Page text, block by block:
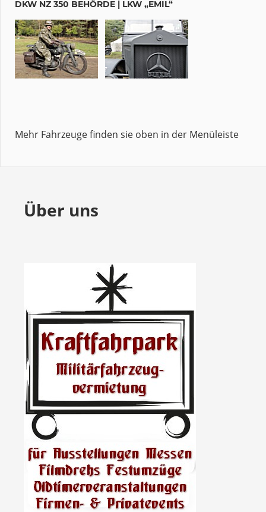
DKW NZ 350 BEHÖRDE | LKW „EMIL“
Mehr Fahrzeuge finden sie oben in der Menüleiste
Über uns